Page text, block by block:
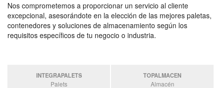
Nos comprometemos a proporcionar un servicio al cliente
excepcional, asesorándote en la elección de las mejores paletas,
contenedores y soluciones de almacenamiento según los
requisitos específicos de tu negocio o industria.
INTEGRAPALETS
Palets
TOPALMACEN
Almacén